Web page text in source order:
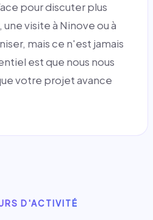
pour discuter plus
visite à Ninove ou à
mais ce n'est jamais
est que nous nous
votre projet avance
D'ACTIVITÉ